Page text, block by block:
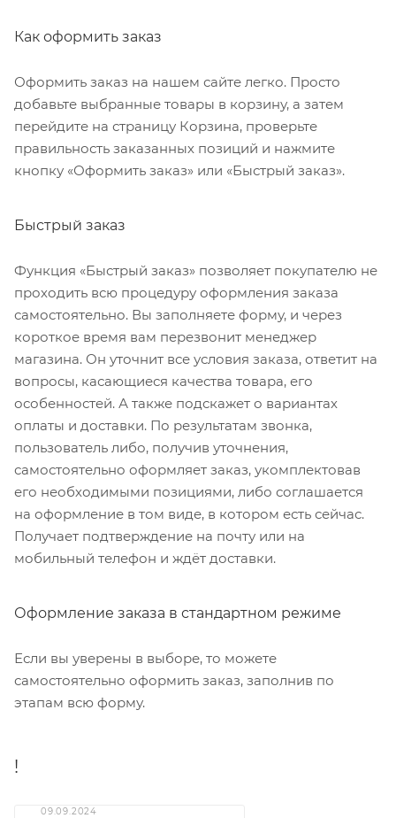
Как оформить заказ
Оформить заказ на нашем сайте легко. Просто
добавьте выбранные товары в корзину, а затем
перейдите на страницу Корзина, проверьте
правильность заказанных позиций и нажмите
кнопку «Оформить заказ» или «Быстрый заказ».
Быстрый заказ
Функция «Быстрый заказ» позволяет покупателю не
проходить всю процедуру оформления заказа
самостоятельно. Вы заполняете форму, и через
короткое время вам перезвонит менеджер
магазина. Он уточнит все условия заказа, ответит на
вопросы, касающиеся качества товара, его
особенностей. А также подскажет о вариантах
оплаты и доставки. По результатам звонка,
пользователь либо, получив уточнения,
самостоятельно оформляет заказ, укомплектовав
его необходимыми позициями, либо соглашается
на оформление в том виде, в котором есть сейчас.
Получает подтверждение на почту или на
мобильный телефон и ждёт доставки.
Оформление заказа в стандартном режиме
Если вы уверены в выборе, то можете
самостоятельно оформить заказ, заполнив по
этапам всю форму.
!
09.09.2024